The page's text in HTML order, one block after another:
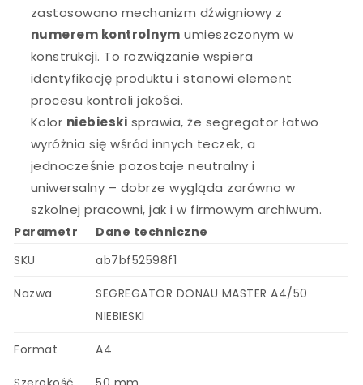
zastosowano mechanizm dźwigniowy z
numerem kontrolnym umieszczonym w
konstrukcji. To rozwiązanie wspiera
identyfikację produktu i stanowi element
procesu kontroli jakości.
Kolor niebieski sprawia, że segregator łatwo
wyróżnia się wśród innych teczek, a
jednocześnie pozostaje neutralny i
uniwersalny – dobrze wygląda zarówno w
szkolnej pracowni, jak i w firmowym archiwum.
Parametr
Dane techniczne
SKU
ab7bf52598f1
Nazwa
SEGREGATOR DONAU MASTER A4/50
NIEBIESKI
Format A4